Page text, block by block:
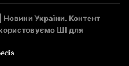
України. Контент
ШІ для